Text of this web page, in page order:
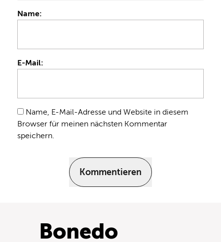
Name:
E-Mail:
Name, E-Mail-Adresse und Website in diesem
Browser für meinen nächsten Kommentar
speichern.
Kommentieren
Bonedo